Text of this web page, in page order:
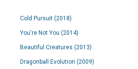
Cold Pursuit (2018)
You're Not You (2014)
Beautiful Creatures (2013)
Dragonball Evolution (2009)